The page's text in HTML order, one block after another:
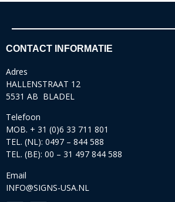
CONTACT INFORMATIE
Adres
HALLENSTRAAT 12
5531 AB BLADEL
Telefoon
MOB. + 31 (0)6 33 711 801
TEL. (NL): 0497 – 844 588
TEL. (BE): 00 – 31 497 844 588
Email
INFO@SIGNS-USA.NL